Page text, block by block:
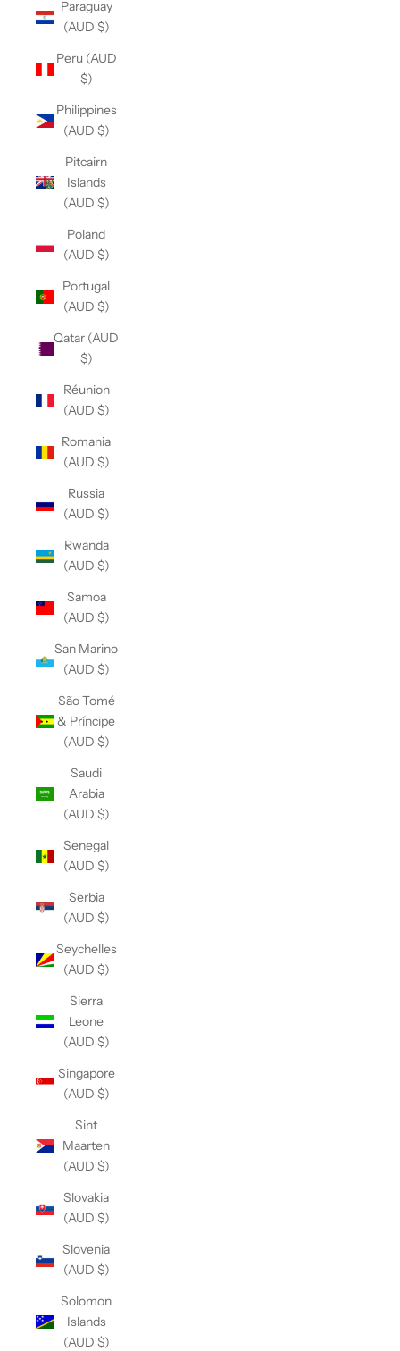
Paraguay
(AUD $)
Peru (AUD
$)
Philippines
(AUD $)
Pitcairn
Islands
(AUD $)
Poland
(AUD $)
Portugal
(AUD $)
Qatar (AUD
$)
Réunion
(AUD $)
Romania
(AUD $)
Russia
(AUD $)
Rwanda
(AUD $)
Samoa
(AUD $)
San Marino
(AUD $)
São Tomé
& Príncipe
(AUD $)
Saudi
Arabia
(AUD $)
Senegal
(AUD $)
Serbia
(AUD $)
Seychelles
(AUD $)
Sierra
Leone
(AUD $)
Singapore
(AUD $)
Sint
Maarten
(AUD $)
Slovakia
(AUD $)
Slovenia
(AUD $)
Solomon
Islands
(AUD $)